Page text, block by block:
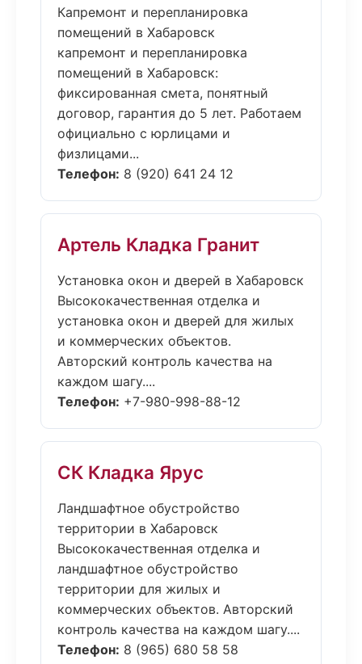
Капремонт и перепланировка
помещений в Хабаровск
капремонт и перепланировка
помещений в Хабаровск:
фиксированная смета, понятный
договор, гарантия до 5 лет. Работаем
официально с юрлицами и
физлицами...
Телефон: 8 (920) 641 24 12
Артель Кладка Гранит
Установка окон и дверей в Хабаровск
Высококачественная отделка и
установка окон и дверей для жилых
и коммерческих объектов.
Авторский контроль качества на
каждом шагу....
Телефон: +7-980-998-88-12
СК Кладка Ярус
Ландшафтное обустройство
территории в Хабаровск
Высококачественная отделка и
ландшафтное обустройство
территории для жилых и
коммерческих объектов. Авторский
контроль качества на каждом шагу....
Телефон: 8 (965) 680 58 58